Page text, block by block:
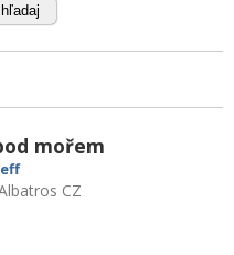
hľadaj
mořem
CZ